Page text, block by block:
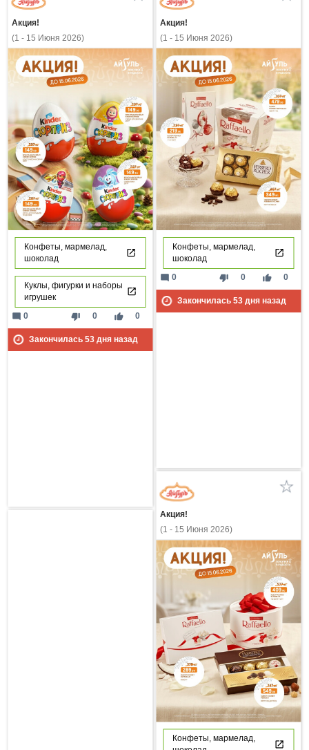
Акция!
(1 - 15 Июня 2026)
Конфеты, мармелад,
шоколад
Куклы, фигурки и наборы
игрушек
thumb_down 0 thumb_up 0
mode_comment 0
Закончилась 53дня назад
Акция!
(1 - 15 Июня 2026)
Конфеты, мармелад,
шоколад
thumb_down 0 thumb_up 0
mode_comment 0
Закончилась 53дня назад
Акция!
(1 - 15 Июня 2026)
Конфеты, мармелад,